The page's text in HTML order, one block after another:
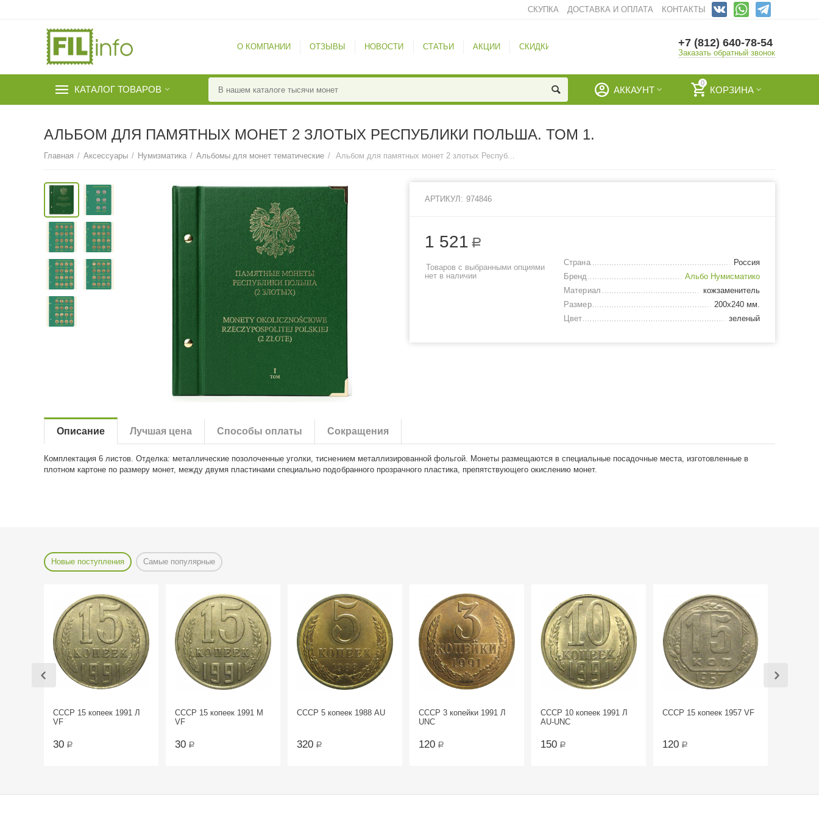
СКУПКА ДОСТАВКА И ОПЛАТА КОНТАКТЫ
О КОМПАНИИ ОТЗЫВЫ НОВОСТИ СТАТЬИ АКЦИИ СКИДКИ +7 (812) 640-78-54
Заказать обратный звонок
КАТАЛОГ ТОВАРОВ
0
КОРЗИНА
АККАУНТ
АЛЬБОМ ДЛЯ ПАМЯТНЫХ МОНЕТ 2 ЗЛОТЫХ РЕСПУБЛИКИ ПОЛЬША. ТОМ 1.
Главная / Аксессуары / Нумизматика / Альбомы для монет тематические / Альбом для памятных монет 2 злотых Республики Польша. Том 1.
АРТИКУЛ: 974846
1 521 Р
Товаров с выбранными опциями
нет в наличии
Страна
Россия
Бренд
Альбо Нумисматико
Материал
кожзаменитель
Размер
200х240 мм.
Цвет
зеленый
Описание Лучшая цена Способы оплаты Сокращения
Комплектация 6 листов. Отделка: металлические позолоченные уголки, тиснением металлизированной фольгой. Монеты размещаются в специальные посадочные места, изготовленные в
плотном картоне по размеру монет, между двумя пластинами специально подобранного прозрачного пластика, препятствующего окислению монет.
Новые поступления Самые популярные
СССР 15 копеек 1991 Л
VF
30 Р
СССР 15 копеек 1991 М
VF
30 Р
СССР 5 копеек 1988 AU
320 Р
СССР 3 копейки 1991 Л
UNC
120 Р
СССР 10 копеек 1991 Л
AU-UNC
150 Р
СССР 15 копеек 1957 VF
120 Р